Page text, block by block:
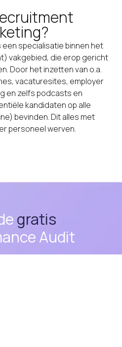
specialisatie binnen het
vakgebied, die erop gericht
Door het inzetten van o.a.
vacaturesites, employer
en zelfs podcasts en
kandidaten op alle
bevinden. Dit alles met
personeel werven.
gratis
Audit